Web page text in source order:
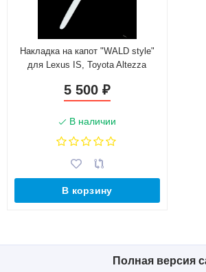
Накладка на капот "WALD style"
для Lexus IS, Toyota Altezza
5 500 ₽
В наличии
В корзину
Полная версия